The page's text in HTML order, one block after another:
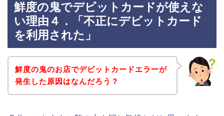
鮮度の鬼でデビットカードが使えな
い理由４．「不正にデビットカード
を利用された」
鮮度の鬼のお店でデビットカードエラーが
発生した原因はなんだろう？